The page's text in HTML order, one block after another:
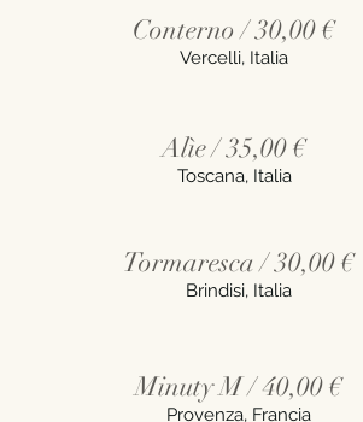
Conterno / 30,00 €
Vercelli, Italia
Alìe / 35,00 €
Toscana, Italia
Tormaresca / 30,00 €
Brindisi, Italia
Minuty M / 40,00 €
Provenza, Francia